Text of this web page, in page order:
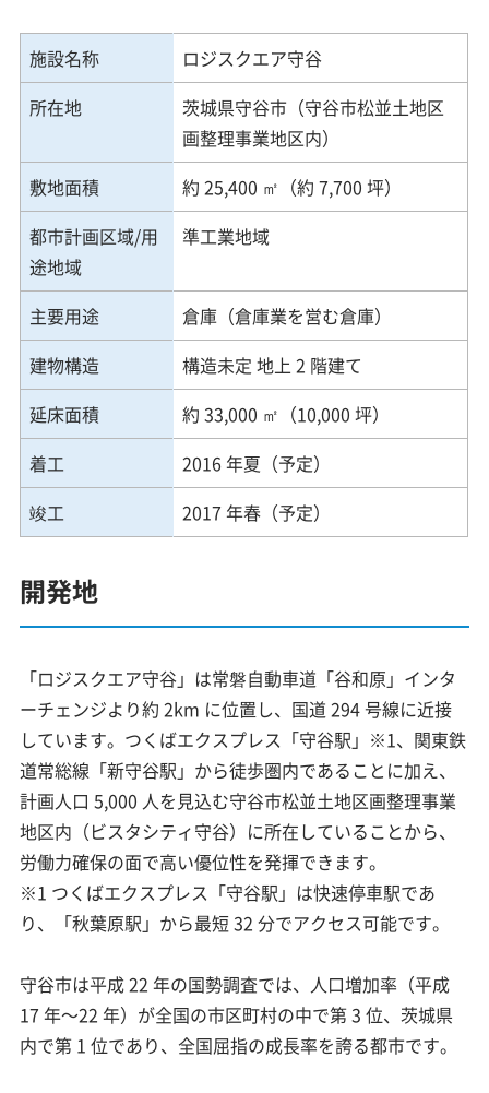
施設名称
ロジスクエア守谷
所在地
茨城県守谷市（守谷市松並土地区
画整理事業地区内）
敷地面積
約 25,400 ㎡（約 7,700 坪）
都市計画区域/用
途地域
準工業地域
主要用途
倉庫（倉庫業を営む倉庫）
建物構造
構造未定 地上 2 階建て
延床面積
約 33,000 ㎡（10,000 坪）
着工
2016 年夏（予定）
竣工
2017 年春（予定）
開発地
「ロジスクエア守谷」は常磐自動車道「谷和原」インタ
ーチェンジより約 2km に位置し、国道 294 号線に近接
しています。つくばエクスプレス「守谷駅」※1、関東鉄
道常総線「新守谷駅」から徒歩圏内であることに加え、
計画人口 5,000 人を見込む守谷市松並土地区画整理事業
地区内（ビスタシティ守谷）に所在していることから、
労働力確保の面で高い優位性を発揮できます。
※1 つくばエクスプレス「守谷駅」は快速停車駅であ
り、「秋葉原駅」から最短 32 分でアクセス可能です。
守谷市は平成 22 年の国勢調査では、人口増加率（平成
17 年～22 年）が全国の市区町村の中で第 3 位、茨城県
内で第 1 位であり、全国屈指の成長率を誇る都市です。